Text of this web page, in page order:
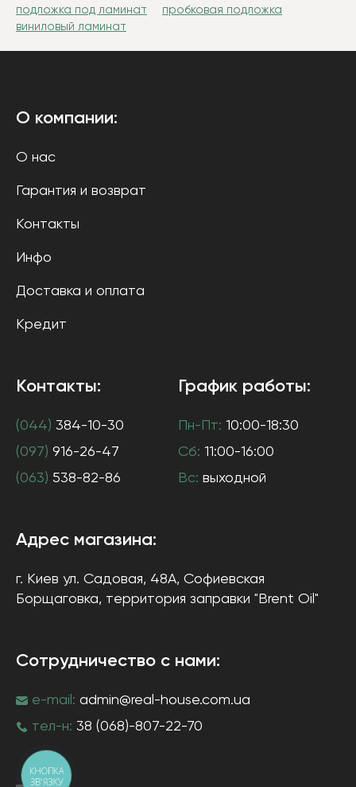
подложка под ламинат
пробковая подложка
виниловый ламинат
О компании:
О нас
Гарантия и возврат
Контакты
Инфо
Доставка и оплата
Кредит
Контакты:
(044) 384-10-30
(097) 916-26-47
(063) 538-82-86
График работы:
Пн-Пт: 10:00-18:30
Сб: 11:00-16:00
Вс: выходной
Адрес магазина:
г. Киев ул. Садовая, 48А, Софиевская
Борщаговка, территория заправки "Brent Oil"
Сотрудничество с нами:
e-mail: admin@real-house.com.ua
тел-н: 38 (068)-807-22-70
КНОПКА
ЗВ'ЯЗКУ